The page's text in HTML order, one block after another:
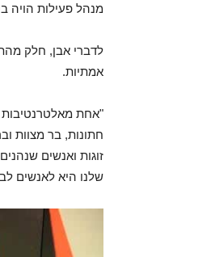
מנהל פעילות הויה
לדברי אבן, חלק
אמתיות.
"אחת מאלטרנטיבות
חתונות, בר מצוות
זוגות ואנשים
שלנו היא לאנשים